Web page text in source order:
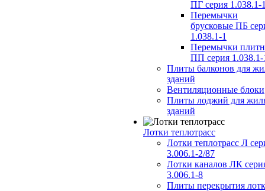
ПГ серия 1.038.1-
Перемычки
брусковые ПБ
1.038.1-1
Перемычки
ПП серия 1.038.1-
Плиты балконов для
зданий
Вентиляционные блоки
Плиты лоджий для
зданий
Лотки теплотрасс
Лотки теплотрасс Л
3.006.1-2/87
Лотки каналов ЛК
3.006.1-8
Плиты перекрытия